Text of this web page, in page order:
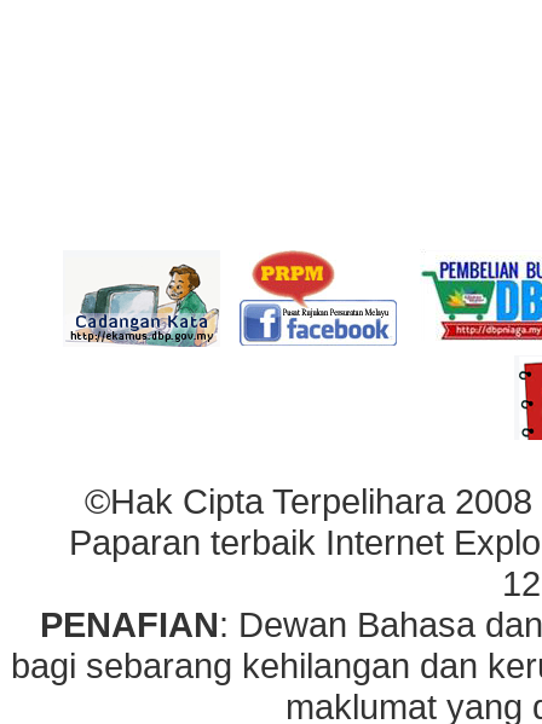
©Hak Cipta Terpelihara
Paparan terbaik Internet
PENAFIAN: Dewan Bahasa
bagi sebarang kehilangan dan
maklumat yang